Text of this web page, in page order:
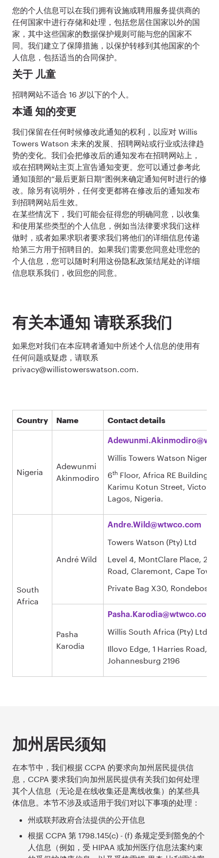
您的个人信息可以在我们拥有设施或聘用服务提供商的
任何国家中进行存储和处理，包括您居住国家以外的国
家，其中这些国家的数据保护规则可能与您的国家不
同。我们建立了保障措施，以保护转移到其他国家的个
人信息，包括适当的合同保护。
关于 儿童
招聘网站不适合 16 岁以下的个人。
本通 知的变更
我们保留在任何时候修改此通知的权利，以应对 Willis
Towers Watson 未来的发展、招聘网站或行业或法律趋
势的变化。我们会把修改后的通知发布在招聘网站上，
或在招聘网站主页上宣告通知变更。您可以通过参考此
通知顶部的“最后更新日期”图例来确定通知何时进行的修
改。除另有说明外，任何变更都将在修改后的通知发布
到招聘网站后生效。
在某些情况下，我们可能会征得您的明确同意，以收集
和使用某些类型的个人信息，例如当法律要求我们这样
做时，或者如果求职者要求我们将他们的详细信息传递
给第三方用于招聘目的。如果我们需要您同意处理您的
个人信息，您可以随时利用这份隐私政策结尾处的详细
信息联系我们，收回您的同意。
有关本通知 请联系我们
如果您对我们在本应聘者通知中所述个人信息的使用有
任何问题或疑虑，请联系
privacy@willistowerswatson.com.
Country Name Contact details
Nigeria
Adewunmi
Akinmodiro
Willis Towers Watson Nigeria
6th Floor, Africa RE Building.
Karimu Kotun Street, Victoria
Lagos, Nigeria.
South
Africa
André Wild
Andre.Wild@wtwco.com
Towers Watson (Pty) Ltd
Level 4, MontClare Place, 23
Road, Claremont, Cape
Private Bag X30,
Pasha
Karodia
Pasha.Karodia@wtwco.com
Willis South Africa (Pty) Ltd
Illovo Edge, 1 Harries Road,
Johannesburg 2196
加州居民须知
在本节中，我们根据 CCPA 的要求向加州居民提供信
息，CCPA 要求我们向加州居民提供有关我们如何处理
其个人信息（无论是在线收集还是离线收集）的某些具
体信息。本节不涉及或适用于我们对以下事项的处理：
州或联邦政府合法提供的公开信息
根据 CCPA 第 1798.145(c) - (f) 条规定受到豁免的个
人信息（例如，受 HIPAA 或加州医疗信息法案约束